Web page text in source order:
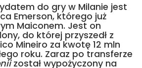
do gry w Milanie jest
Emerson, którego już
Maiconem. Jest on
do której przyszedł z
Mineiro za kwotę 12 mln
roku. Zaraz po transferze
został wypożyczony na